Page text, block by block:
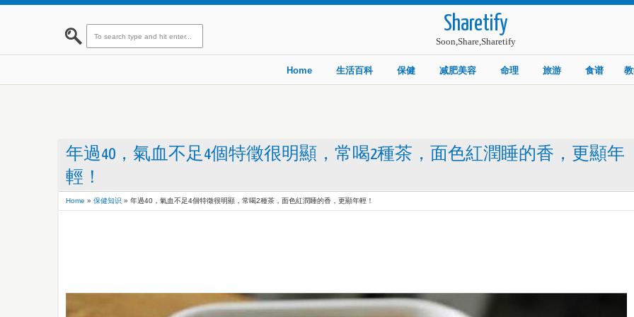
Sharetify
Soon,Share,Sharetify
Home 生活百科 保健 减肥美容 命理 旅游 食谱
年過40，氣血不足4個特徵很明顯，常喝2種茶，面色紅潤睡的香，更顯年
輕！
Home » 保健知识 » 年過40，氣血不足4個特徵很明顯，常喝2種茶，面色紅潤睡的香，更顯年輕！